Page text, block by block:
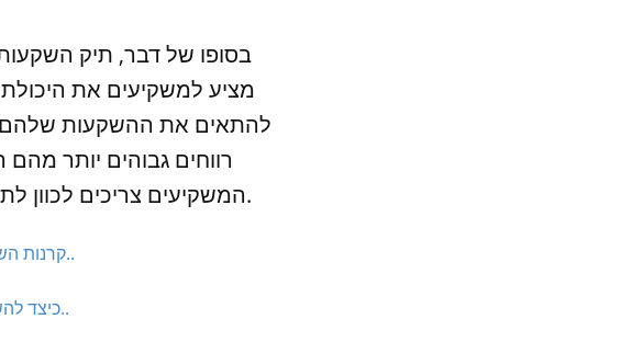
בסופו של דבר, תיק
מציע למשקיעים את
להתאים את ההשקעות שלהם
רווחים גבוהים יותר
המשקיעים צריכים לכוון לתיק השקעות מורכב כדי להשיג את הצלחתם בשוק ההון.
קרנות השתלמות: הכלי המושלם להשקעה בשוק ההון..
כיצד להשקיע בהון פרטי: טיפים והמלצות לשוק ההון..